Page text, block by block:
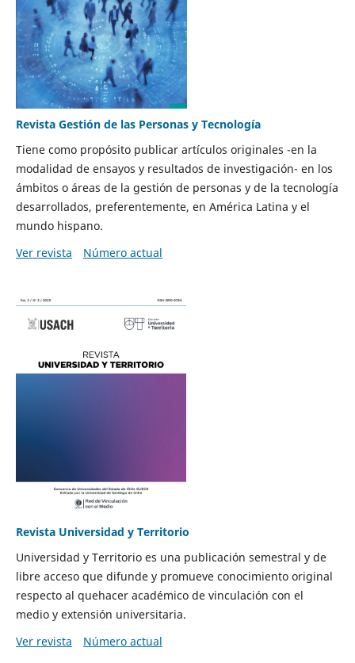
Revista Gestión de las Personas y Tecnología
Tiene como propósito publicar artículos originales -en la
modalidad de ensayos y resultados de investigación- en los
ámbitos o áreas de la gestión de personas y de la tecnología
desarrollados, preferentemente, en América Latina y el
mundo hispano.
Ver revista
Número actual
Revista Universidad y Territorio
Universidad y Territorio es una publicación semestral y de
libre acceso que difunde y promueve conocimiento original
respecto al quehacer académico de vinculación con el
medio y extensión universitaria.
Ver revista
Número actual